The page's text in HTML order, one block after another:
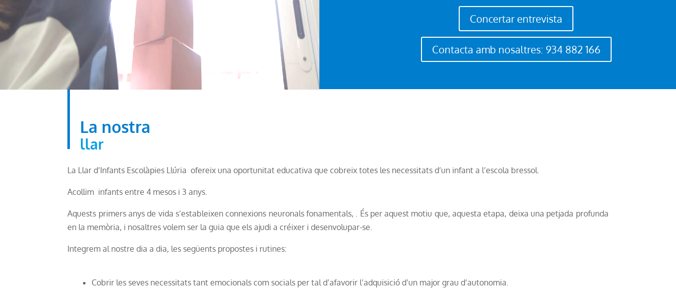
Concertar entrevista
Contacta amb nosaltres: 934 882 166
La nostra
llar
La Llar d’Infants Escolàpies Llúria ofereix una oportunitat educativa que cobreix totes les necessitats d’un infant a l’escola bressol.
Acollim infants entre 4 mesos i 3 anys.
Aquests primers anys de vida s’estableixen connexions neuronals fonamentals, . És per aquest motiu que, aquesta etapa, deixa una petjada profunda
en la memòria, i nosaltres volem ser la guia que els ajudi a créixer i desenvolupar-se.
Integrem al nostre dia a dia, les següents propostes i rutines:
Cobrir les seves necessitats tant emocionals com socials per tal d’afavorir l’adquisició d’un major grau d’autonomia.